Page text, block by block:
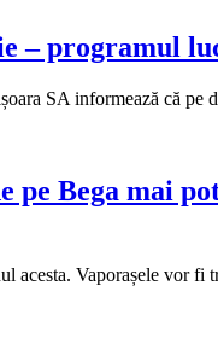
– programul
SA informează că
pe Bega mai
acesta. Vaporașele vor